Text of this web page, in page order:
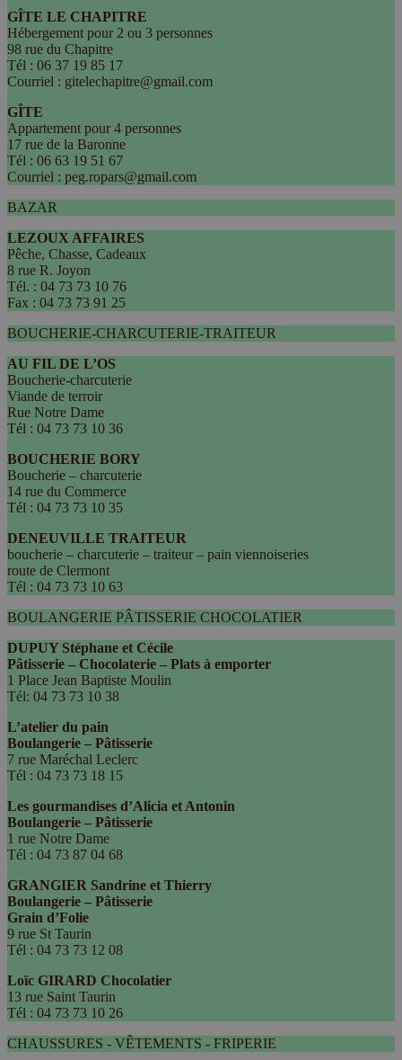
GÎTE LE CHAPITRE
Hébergement pour 2 ou 3 personnes
98 rue du Chapitre
Tél : 06 37 19 85 17
Courriel : gitelechapitre@gmail.com
GÎTE
Appartement pour 4 personnes
17 rue de la Baronne
Tél : 06 63 19 51 67
Courriel : peg.ropars@gmail.com
BAZAR
LEZOUX AFFAIRES
Pêche, Chasse, Cadeaux
8 rue R. Joyon
Tél. : 04 73 73 10 76
Fax : 04 73 73 91 25
BOUCHERIE-CHARCUTERIE-TRAITEUR
AU FIL DE L’OS
Boucherie-charcuterie
Viande de terroir
Rue Notre Dame
Tél : 04 73 73 10 36
BOUCHERIE BORY
Boucherie – charcuterie
14 rue du Commerce
Tél : 04 73 73 10 35
DENEUVILLE TRAITEUR
boucherie – charcuterie – traiteur – pain viennoiseries
route de Clermont
Tél : 04 73 73 10 63
BOULANGERIE PÂTISSERIE CHOCOLATIER
DUPUY Stéphane et Cécile
Pâtisserie – Chocolaterie – Plats à emporter
1 Place Jean Baptiste Moulin
Tél: 04 73 73 10 38
L’atelier du pain
Boulangerie – Pâtisserie
7 rue Maréchal Leclerc
Tél : 04 73 73 18 15
Les gourmandises d’Alicia et Antonin
Boulangerie – Pâtisserie
1 rue Notre Dame
Tél : 04 73 87 04 68
GRANGIER Sandrine et Thierry
Boulangerie – Pâtisserie
Grain d’Folie
9 rue St Taurin
Tél : 04 73 73 12 08
Loïc GIRARD Chocolatier
13 rue Saint Taurin
Tél : 04 73 73 10 26
CHAUSSURES - VÊTEMENTS - FRIPERIE